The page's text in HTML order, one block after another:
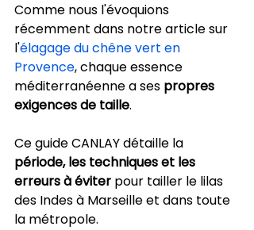
Comme nous l'évoquions
récemment dans notre article sur
l'élagage du chêne vert en
Provence, chaque essence
méditerranéenne a ses propres
exigences de taille.
Ce guide CANLAY détaille la
période, les techniques et les
erreurs à éviter pour tailler le lilas
des Indes à Marseille et dans toute
la métropole.